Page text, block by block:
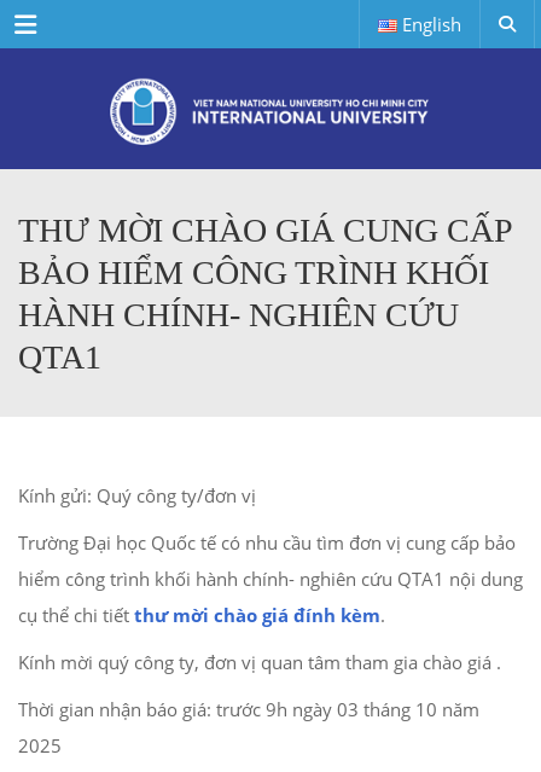
Menu English
THƯ MỜI CHÀO GIÁ CUNG CẤP
BẢO HIỂM CÔNG TRÌNH KHỐI
HÀNH CHÍNH- NGHIÊN CỨU
QTA1
Kính gửi: Quý công ty/đơn vị
Trường Đại học Quốc tế có nhu cầu tìm đơn vị cung cấp bảo
hiểm công trình khối hành chính- nghiên cứu QTA1 nội dung
cụ thể chi tiết thư mời chào giá đính kèm.
Kính mời quý công ty, đơn vị quan tâm tham gia chào giá .
Thời gian nhận báo giá: trước 9h ngày 03 tháng 10 năm
2025